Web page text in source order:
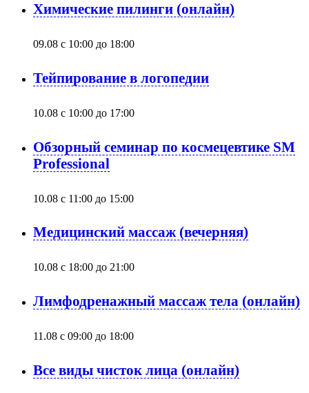
Химические пилинги (онлайн)
09.08 с 10:00 до 18:00
Тейпирование в логопедии
10.08 с 10:00 до 17:00
Обзорный семинар по космецевтике SM
Professional
10.08 с 11:00 до 15:00
Медицинский массаж (вечерняя)
10.08 с 18:00 до 21:00
Лимфодренажный массаж тела (онлайн)
11.08 с 09:00 до 18:00
Все виды чисток лица (онлайн)